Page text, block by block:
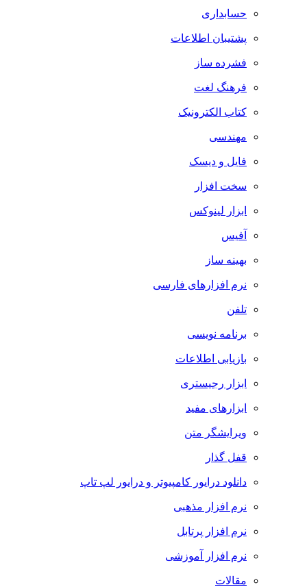
حسابداری
پشتیبان اطلاعات
فشرده ساز
فرهنگ لغت
کتاب الکترونیک
مهندسی
فایل و دیسک
سخت افزار
ابزار لینوکس
آفیس
بهینه ساز
نرم افزارهای فارسی
تلفن
برنامه نویسی
بازیابی اطلاعات
ابزار رجیستری
ابزارهای مفید
ویرایشگر متن
قفل گذار
دانلود درایور کامپیوتر و درایور لپ تاپ
نرم افزار مذهبی
نرم افزار پرتابل
نرم افزار آموزشی
مقالات